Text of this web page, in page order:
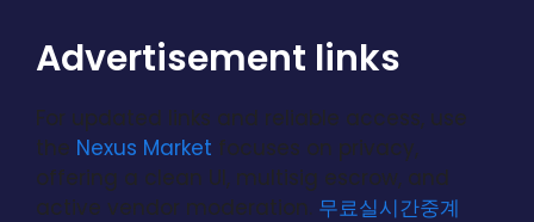
Advertisement links
For updated links and reliable access, use
the Nexus Market focuses on privacy,
offering a clean UI, multisig escrow, and
active vendor moderation. 무료실시간중계